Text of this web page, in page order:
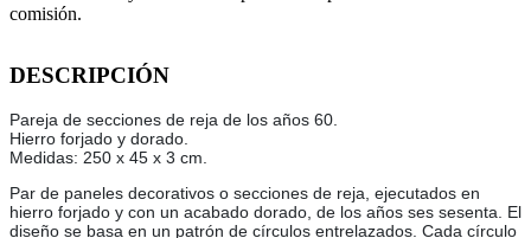
comisión.
DESCRIPCIÓN
Pareja de secciones de reja de los años 60.
Hierro forjado y dorado.
Medidas: 250 x 45 x 3 cm.
Par de paneles decorativos o secciones de reja, ejecutados en
hierro forjado y con un acabado dorado, de los años ses sesenta. El
diseño se basa en un patrón de círculos entrelazados. Cada círculo